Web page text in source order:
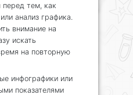
тем, как
анализ графика.
внимание на
искать
на повторную
инфографики или
показателями